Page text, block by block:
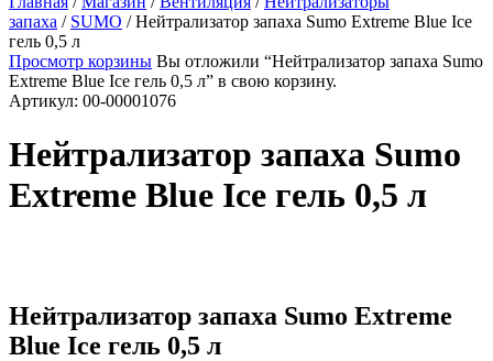
запаха / SUMO /Нейтрализатор запаха Sumo Extreme Blue Ice
гель 0,5 л
Просмотр корзины Вы отложили “Нейтрализатор запаха Sumo
Extreme Blue Ice гель 0,5 л” в свою корзину.
Артикул: 00-00001076
Нейтрализатор запаха Sumo
Extreme Blue Ice гель 0,5 л
Нейтрализатор запаха Sumo Extreme
Blue Ice гель 0,5 л